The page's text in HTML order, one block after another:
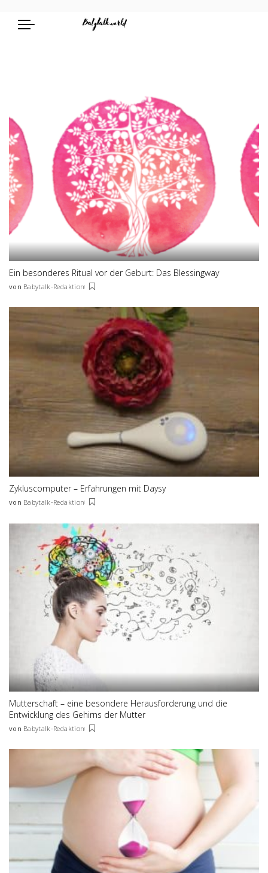
Ein besonderes Ritual vor der Geburt: Das Blessingway
Posted
von Babytalk-Redaktion
Zykluscomputer – Erfahrungen mit Daysy
Posted
von Babytalk-Redaktion
Mutterschaft – eine besondere Herausforderung und die
Entwicklung des Gehirns der Mutter
Posted
von Babytalk-Redaktion